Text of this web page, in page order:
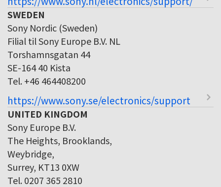
SWEDEN
Sony Nordic (Sweden)
Filial til Sony Europe B.V. NL
Torshamnsgatan 44
SE-164 40 Kista
Tel. +46 464408200
https://www.sony.se/electronics/support
UNITED KINGDOM
Sony Europe B.V.
The Heights, Brooklands,
Weybridge,
Surrey, KT13 0XW
Tel. 0207 365 2810